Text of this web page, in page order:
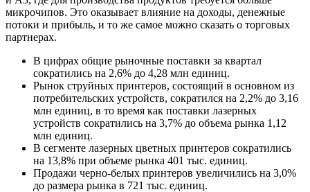
микрочипов. Это оказывает влияние на доходы, денежные
потоки и прибыль, и то же самое можно сказать о торговых
партнерах.
В цифрах общие рыночные поставки за квартал
сократились на 2,6% до 4,28 млн единиц.
Рынок струйных принтеров, состоящий в основном из
потребительских устройств, сократился на 2,2% до 3,16
млн единиц, в то время как поставки лазерных
устройств сократились на 3,7% до объема рынка 1,12
млн единиц.
В сегменте лазерных цветных принтеров сократились
на 13,8% при объеме рынка 401 тыс. единиц.
Продажи черно-белых принтеров увеличились на 3,0%
до размера рынка в 721 тыс. единиц.